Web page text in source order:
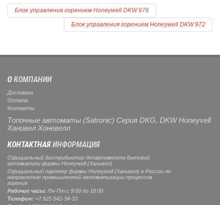
Блок управления горением Honeywell DKW 976
Блок управления горением Honeywell DKW 972
О КОМПАНИИ
Доставка
Оплата
Контакты
Топочные автоматы (Satronic) Серия DKG, DKW Honeyvell
Ханивел Хоневелл
КОНТАКТНАЯИНФОРМАЦИЯ
Официальный дистрибьютор департамента бытовой
автоматики фирмы Honeywell (Ханивел)
Официальный партнер фирмы Honeywell (Ханивел) в России по
направлению промышленной автоматизации процессов
горения
Рабочие часы: Пн-Пт с 9:00 до 18:00
Телефон: +7 925 542-34-33